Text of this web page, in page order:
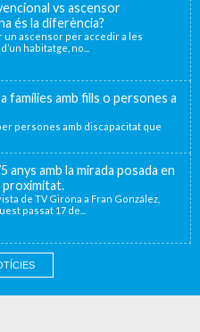
vs ascensor
és la diferència?
un ascensor per accedir a les
habitatge, no...
famílies amb fills o persones a
persones amb discapacitat que
anys amb la mirada posada en
proximitat.
de TV Girona a Fran González,
passat 17 de...